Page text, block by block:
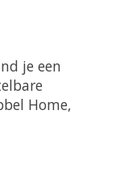
je een
Home,